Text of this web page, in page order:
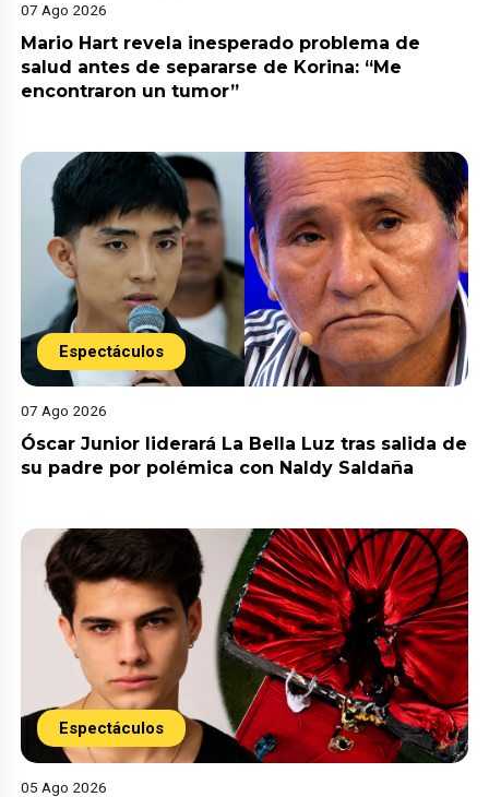
07 Ago 2026
Mario Hart revela inesperado problema de
salud antes de separarse de Korina: “Me
encontraron un tumor”
Espectáculos
07 Ago 2026
Óscar Junior liderará La Bella Luz tras salida de
su padre por polémica con Naldy Saldaña
Espectáculos
05 Ago 2026